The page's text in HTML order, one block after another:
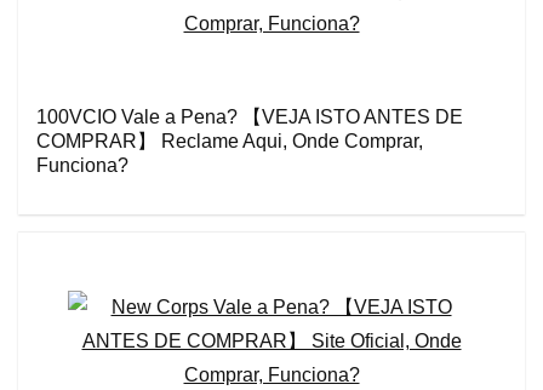
100VCIO Vale a Pena? 【VEJA ISTO ANTES DE
COMPRAR】 Reclame Aqui, Onde Comprar,
Funciona?